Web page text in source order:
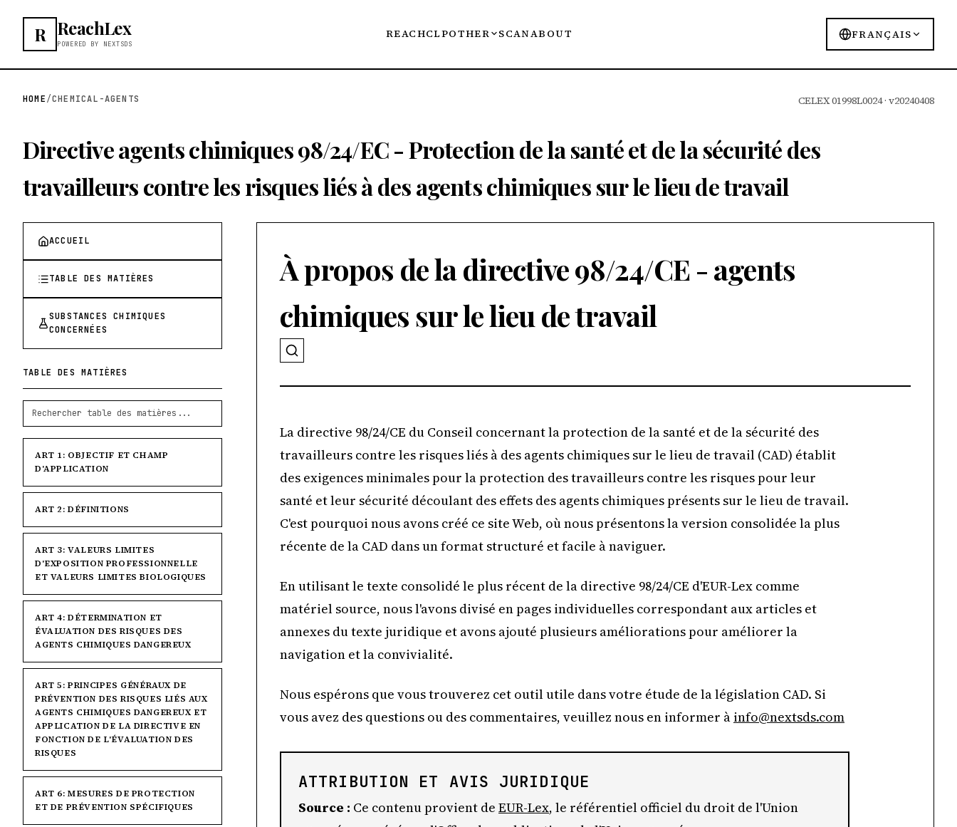
R ReachLex
POWERED BY NEXTSDS
REACHCLPOTHER SCANABOUT FRANÇAIS
HOME/CHEMICAL-AGENTS CELEX 01998L0024 · v20240408
Directive agents chimiques 98/24/EC - Protection de la santé et de la sécurité des
travailleurs contre les risques liés à des agents chimiques sur le lieu de travail
ACCUEIL
TABLE DES MATIÈRES
SUBSTANCES CHIMIQUES
CONCERNÉES
TABLE DES MATIÈRES
ART 1: OBJECTIF ET CHAMP
D'APPLICATION
ART 2: DÉFINITIONS
ART 3: VALEURS LIMITES
D'EXPOSITION PROFESSIONNELLE
ET VALEURS LIMITES BIOLOGIQUES
ART 4: DÉTERMINATION ET
ÉVALUATION DES RISQUES DES
AGENTS CHIMIQUES DANGEREUX
ART 5: PRINCIPES GÉNÉRAUX DE
PRÉVENTION DES RISQUES LIÉS AUX
AGENTS CHIMIQUES DANGEREUX ET
APPLICATION DE LA DIRECTIVE EN
FONCTION DE L'ÉVALUATION DES
RISQUES
ART 6: MESURES DE PROTECTION
ET DE PRÉVENTION SPÉCIFIQUES
À propos de la directive 98/24/CE - agents
chimiques sur le lieu de travail
La directive 98/24/CE du Conseil concernant la protection de la santé et de la sécurité des
travailleurs contre les risques liés à des agents chimiques sur le lieu de travail (CAD) établit
des exigences minimales pour la protection des travailleurs contre les risques pour leur
santé et leur sécurité découlant des effets des agents chimiques présents sur le lieu de travail.
C'est pourquoi nous avons créé ce site Web, où nous présentons la version consolidée la plus
récente de la CAD dans un format structuré et facile à naviguer.
En utilisant le texte consolidé le plus récent de la directive 98/24/CE d'EUR-Lex comme
matériel source, nous l'avons divisé en pages individuelles correspondant aux articles et
annexes du texte juridique et avons ajouté plusieurs améliorations pour améliorer la
navigation et la convivialité.
Nous espérons que vous trouverez cet outil utile dans votre étude de la législation CAD. Si
vous avez des questions ou des commentaires, veuillez nous en informer à info@nextsds.com
ATTRIBUTION ET AVIS JURIDIQUE
Source : Ce contenu provient de EUR-Lex, le référentiel officiel du droit de l'Union